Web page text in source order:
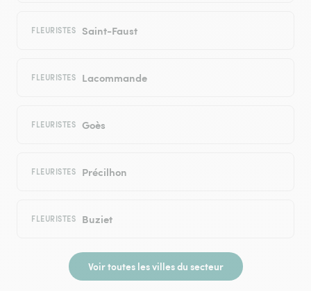
FLEURISTES Saint-Faust
FLEURISTES Lacommande
FLEURISTES Goès
FLEURISTES Précilhon
FLEURISTES Buziet
Voir toutes les villes du secteur